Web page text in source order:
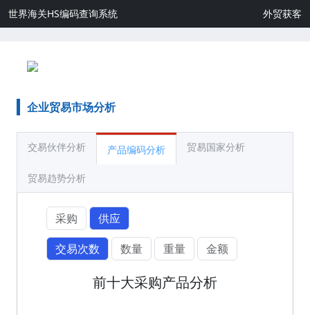
世界海关HS编码查询系统 外贸获客
企业贸易市场分析
交易伙伴分析 产品编码分析 贸易国家分析
贸易趋势分析
采购
供应
交易次数
数量 重量 金额
前十大采购产品分析